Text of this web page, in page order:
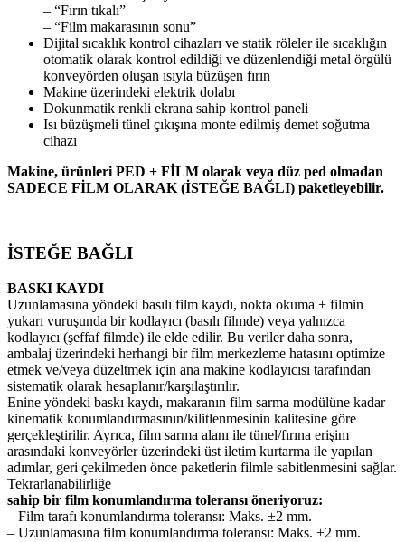
– “Fırın tıkalı”
– “Film makarasının sonu”
Dijital sıcaklık kontrol cihazları ve statik röleler ile sıcaklığın
otomatik olarak kontrol edildiği ve düzenlendiği metal örgülü
konveyörden oluşan ısıyla büzüşen fırın
Makine üzerindeki elektrik dolabı
Dokunmatik renkli ekrana sahip kontrol paneli
Isı büzüşmeli tünel çıkışına monte edilmiş demet soğutma
cihazı
Makine, ürünleri PED + FİLM olarak veya düz ped olmadan
SADECE FİLM OLARAK (İSTEĞE BAĞLI) paketleyebilir.
İSTEĞE BAĞLI
BASKI KAYDI
Uzunlamasına yöndeki basılı film kaydı, nokta okuma + filmin
yukarı vuruşunda bir kodlayıcı (basılı filmde) veya yalnızca
kodlayıcı (şeffaf filmde) ile elde edilir. Bu veriler daha sonra,
ambalaj üzerindeki herhangi bir film merkezleme hatasını optimize
etmek ve/veya düzeltmek için ana makine kodlayıcısı tarafından
sistematik olarak hesaplanır/karşılaştırılır.
Enine yöndeki baskı kaydı, makaranın film sarma modülüne kadar
kinematik konumlandırmasının/kilitlenmesinin kalitesine göre
gerçekleştirilir. Ayrıca, film sarma alanı ile tünel/fırına erişim
arasındaki konveyörler üzerindeki üst iletim kurtarma ile yapılan
adımlar, geri çekilmeden önce paketlerin filmle sabitlenmesini sağlar.
Tekrarlanabilirliğe
sahip bir film konumlandırma toleransı öneriyoruz:
– Film tarafı konumlandırma toleransı: Maks. ±2 mm.
– Uzunlamasına film konumlandırma toleransı: Maks. ±2 mm.